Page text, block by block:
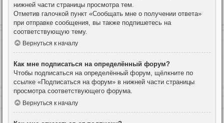
нижней части страницы просмотра тем.
Отметив галочкой пункт «Сообщать мне о получении ответа»
при отправке сообщения, вы также подпишетесь на
соответствующую тему.
Вернуться к началу
Как мне подписаться на определённый форум?
Чтобы подписаться на определённый форум, щёлкните по
ссылке «Подписаться на форум» в нижней части страницы
просмотра соответствующего форума.
Вернуться к началу